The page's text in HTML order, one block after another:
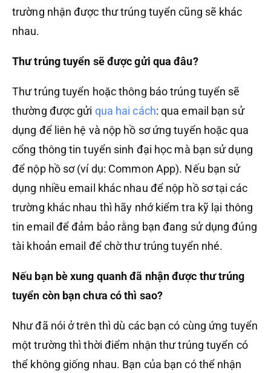
trường nhận được thư trúng tuyển cũng sẽ khác
nhau.
Thư trúng tuyển sẽ được gửi qua đâu?
Thư trúng tuyển hoặc thông báo trúng tuyển sẽ
thường được gửi qua hai cách: qua email bạn sử
dụng để liên hệ và nộp hồ sơ ứng tuyển hoặc qua
cổng thông tin tuyển sinh đại học mà bạn sử dụng
để nộp hồ sơ (ví dụ: Common App). Nếu bạn sử
dụng nhiều email khác nhau để nộp hồ sơ tại các
trường khác nhau thì hãy nhớ kiểm tra kỹ lại thông
tin email để đảm bảo rằng bạn đang sử dụng đúng
tài khoản email để chờ thư trúng tuyển nhé.
Nếu bạn bè xung quanh đã nhận được thư trúng
tuyển còn bạn chưa có thì sao?
Như đã nói ở trên thì dù các bạn có cùng ứng tuyển
một trường thì thời điểm nhận thư trúng tuyển có
thể không giống nhau. Bạn của bạn có thể nhận